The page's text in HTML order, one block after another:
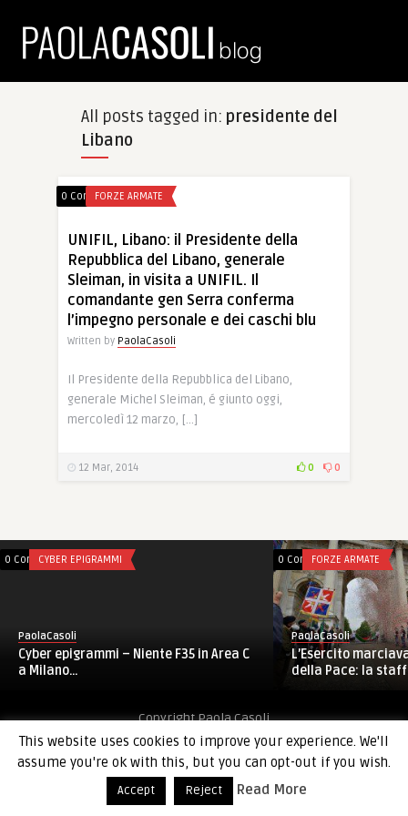
All posts tagged in: presidente del
Libano
0 CommentsFORZE ARMATE
UNIFIL, Libano: il Presidente della
Repubblica del Libano, generale
Sleiman, in visita a UNIFIL. Il
comandante gen Serra conferma
l’impegno personale e dei caschi blu
Written by PaolaCasoli
Il Presidente della Repubblica del Libano,
generale Michel Sleiman, é giunto oggi,
mercoledì 12 marzo, […]
12 Mar, 2014 0 0
0 CommentsCYBER EPIGRAMMI
PaolaCasoli
Cyber epigrammi – Niente F35 in Area C
a Milano…
0 CommentsFORZE ARMATE
PaolaCasoli
L’Esercito
della Pace: la
Copyright Paola Casoli
This website uses cookies to improve your experience. We'll
assume you're ok with this, but you can opt-out if you wish.
Accept Reject Read More